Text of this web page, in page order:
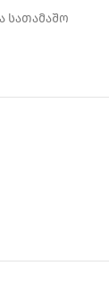
სათამაშო